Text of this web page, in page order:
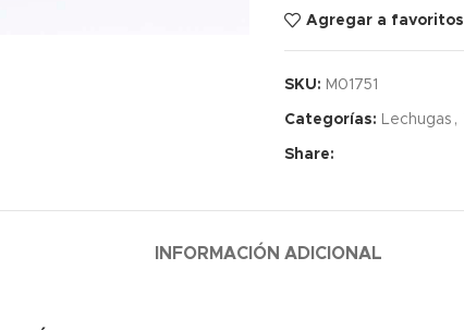
Agregar a favoritos
SKU: M01751
Categorías: Lechugas ,
Share:
INFORMACIÓN ADICIONAL